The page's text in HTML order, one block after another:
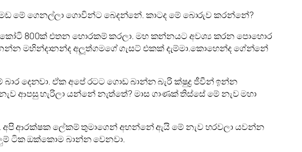
මේ ගෙනල්ලා ගොවින්ට බෙදන්නේ. කාටද මේ බොරුව කරන්නේ?
කෝටි 800ක් එතන හොරකම් කරලා. මහ කන්නයට අවශ්‍ය කරන පොහොර
මහින්දානන්ද අලූත්ගමගේ ගැසට් එකක් දැම්මා.කොහෙන්ද ගේන්නේ
දෙනවා. ඒක අපේ රටට ගොඩ බාන්න බැරි ක්ෂුද්‍ර ජීවීන් ඉන්න
ආපසු හැරිලා යන්නේ නැත්තේ? මාස ගාණක් තිස්සේ මේ නැව මහා
ආරක්ෂක ලේකම් තුමාගෙන් අහන්නේ ඇයි මේ නැව හරවලා යවන්න
ටික ඔක්කොම බාන්න වෙනවා.